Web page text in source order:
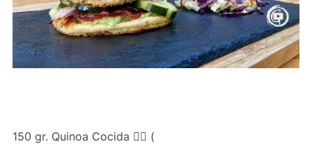
150 gr. Quinoa Cocida 👉🏻 (